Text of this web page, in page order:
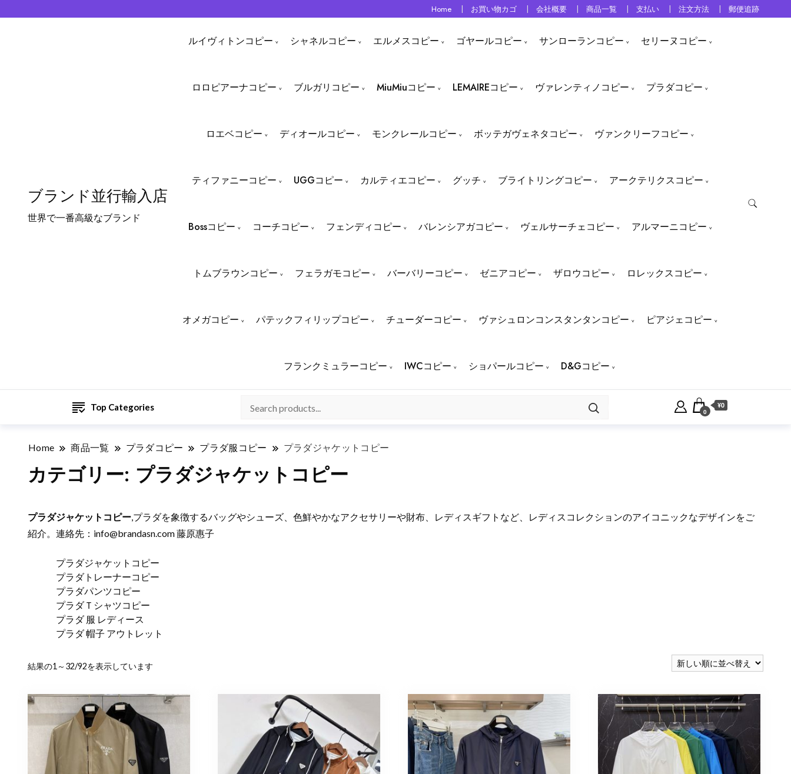
Home お買い物カゴ 会社概要 商品一覧 支払い 注文方法 郵便追跡
ブランド並行輸入店
世界で一番高級なブランド
ルイヴィトンコピー シャネルコピー エルメスコピー ゴヤールコピー サンローランコピー セリーヌコピー
ロロピアーナコピー ブルガリコピー MiuMiuコピー LEMAIREコピー ヴァレンティノコピー プラダコピー
ロエベコピー ディオールコピー モンクレールコピー ボッテガヴェネタコピー ヴァンクリーフコピー
ティファニーコピー UGGコピー カルティエコピー グッチ ブライトリングコピー アークテリクスコピー
Bossコピー コーチコピー フェンディコピー バレンシアガコピー ヴェルサーチェコピー アルマーニコピー
トムブラウンコピー フェラガモコピー バーバリーコピー ゼニアコピー ザロウコピー ロレックスコピー
オメガコピー パテックフィリップコピー チューダーコピー ヴァシュロンコンスタンタンコピー ピアジェコピー
フランクミュラーコピー IWCコピー ショパールコピー D&Gコピー
Top Categories 0
¥0
Home 商品一覧 プラダコピー プラダ服コピー プラダジャケットコピー
カテゴリー: プラダジャケットコピー
プラダジャケットコピー,プラダを象徴するバッグやシューズ、色鮮やかなアクセサリーや財布、レディスギフトなど、レディスコレクションのアイコニックなデザインをご
紹介。連絡先： info@brandasn.com藤原惠子
プラダジャケットコピー
プラダトレーナーコピー
プラダパンツコピー
プラダＴシャツコピー
プラダ 服 レディース
プラダ 帽子 アウトレット
結果の1～32/92を表示しています
い